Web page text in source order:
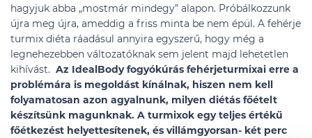
hagyjuk abba „mostmár mindegy” alapon. Próbálkozzunk
újra meg újra, ameddig a friss minta be nem épül. A fehérje
turmix diéta ráadásul annyira egyszerű, hogy még a
legnehezebben változatóknak sem jelent majd lehetetlen
kihívást. Az IdealBody fogyókúrás fehérjeturmixai erre a
problémára is megoldást kínálnak, hiszen nem kell
folyamatosan azon agyalnunk, milyen diétás főételt
készítsünk magunknak. A turmixok egy teljes értékű
főétkezést helyettesítenek, és villámgyorsan- két perc